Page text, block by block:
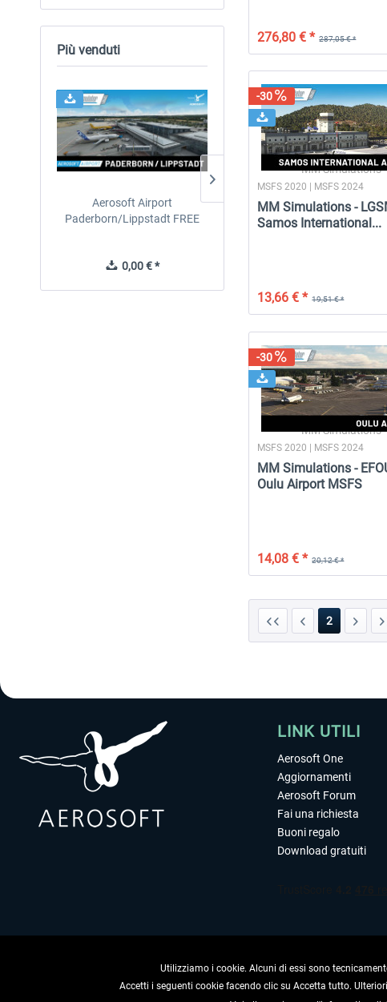
Più venduti
Aerosoft Airport
Paderborn/Lippstadt FREE
0,00 € *
Drzewiecki Design - EPRA
Radom MSFS FREE
287,05 € *
276,80 € *
-30
MM Simulations
MSFS 2020 | MSFS 2024
MM Simulations -
Samos International...
19,51 € *
13,66 € *
-30
MM Simulations
MSFS 2020 | MSFS 2024
MM Simulations -
Oulu Airport MSFS
20,12 € *
14,08 € *
2
LINK UTILI
Aerosoft One
Aggiornamenti
Aerosoft Forum
Fai una richiesta
Buoni regalo
Download gratuiti
Utilizziamo i cookie. Alcuni di essi sono
Accetti i seguenti cookie facendo clic su Accetta tutto.